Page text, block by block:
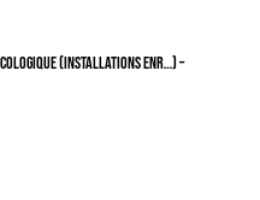
(installations ENR…) –